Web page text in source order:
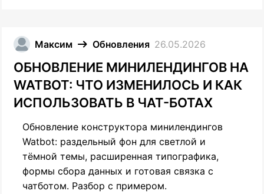
Максим Обновления 26.05.2026
ОБНОВЛЕНИЕ МИНИЛЕНДИНГОВ НА
WATBOT: ЧТО ИЗМЕНИЛОСЬ И КАК
ИСПОЛЬЗОВАТЬ В ЧАТ-БОТАХ
Обновление конструктора минилендингов
Watbot: раздельный фон для светлой и
тёмной темы, расширенная типографика,
формы сбора данных и готовая связка с
чатботом. Разбор с примером.